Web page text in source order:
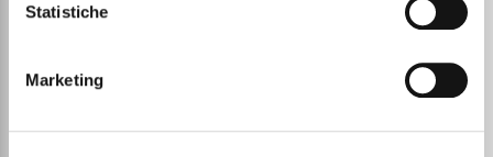
Statistiche
Marketing